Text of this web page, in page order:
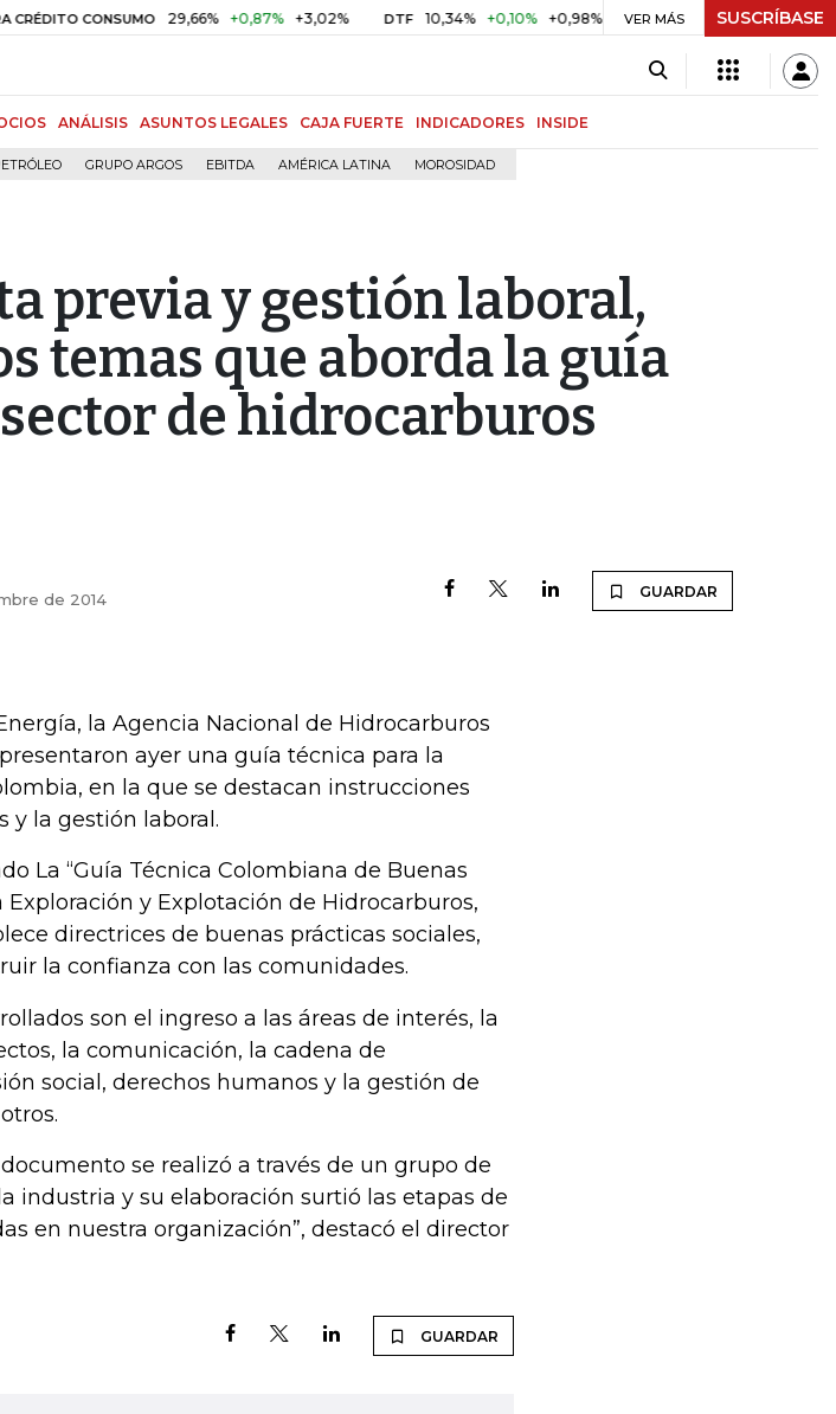
CONSUMO 29,66% +0,87% +3,02% DTF 10,34% +0,10% +0,98% UVR $ 416,86 +$ 0,05 +0,01%
VER MÁS SUSCRÍBASE
ANÁLISIS ASUNTOS LEGALES CAJA FUERTE INDICADORES INSIDE
GRUPO ARGOS EBITDA AMÉRICA LATINA MOROSIDAD
previa y gestión laboral,
temas que aborda la guía
de hidrocarburos
de 2014 GUARDAR
la Agencia Nacional de Hidrocarburos
ayer una guía técnica para la
en la que se destacan instrucciones
y la gestión laboral.
La “Guía Técnica Colombiana de Buenas
Exploración y Explotación de Hidrocarburos,
directrices de buenas prácticas sociales,
la confianza con las comunidades.
son el ingreso a las áreas de interés, la
la comunicación, la cadena de
social, derechos humanos y la gestión de
se realizó a través de un grupo de
industria y su elaboración surtió las etapas de
en nuestra organización”, destacó el director
GUARDAR